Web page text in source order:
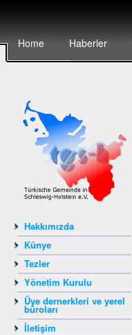
Home Haberler
Hakkımızda
Künye
Tezler
Yönetim Kurulu
Üye dernerkleri ve yerel
büroları
İletişim